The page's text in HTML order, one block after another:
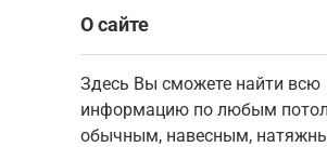
О сайте
Здесь Вы сможете найти всю
информацию по любым
обычным, навесным,